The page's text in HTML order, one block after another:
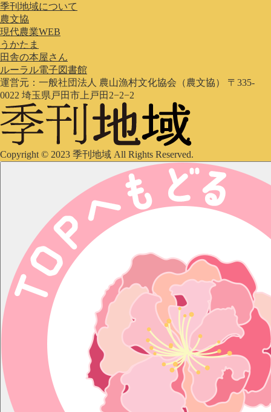
季刊地域について
農文協
現代農業WEB
うかたま
田舎の本屋さん
ルーラル電子図書館
運営元：一般社団法人 農山漁村文化協会（農文協） 〒335-
0022 埼玉県戸田市上戸田2−2−2
Copyright © 2023 季刊地域 All Rights Reserved.